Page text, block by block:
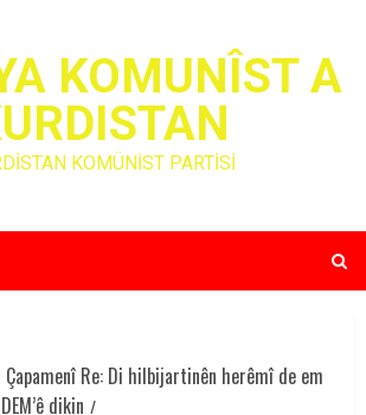
KOMUNÎST A
KOMÜNİST PARTİSİ
Re: Di hilbijartinên herêmî de em
dikin